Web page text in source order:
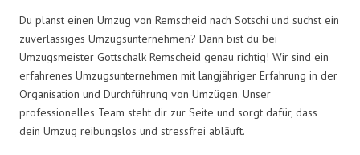
Du planst einen Umzug von Remscheid nach Sotschi und suchst ein
zuverlässiges Umzugsunternehmen? Dann bist du bei
Umzugsmeister Gottschalk Remscheid genau richtig! Wir sind ein
erfahrenes Umzugsunternehmen mit langjähriger Erfahrung in der
Organisation und Durchführung von Umzügen. Unser
professionelles Team steht dir zur Seite und sorgt dafür, dass
dein Umzug reibungslos und stressfrei abläuft.